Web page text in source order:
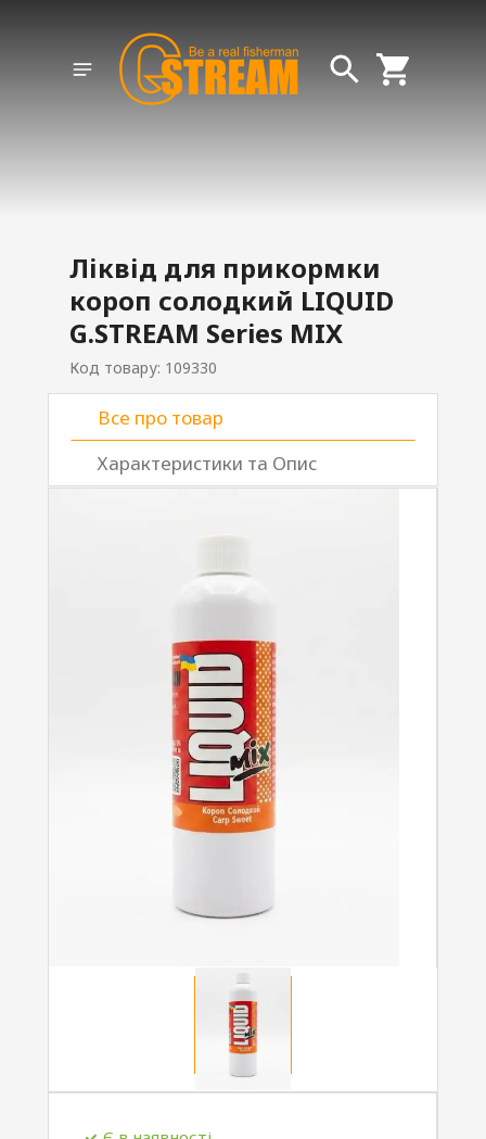
Ліквід для прикормки
короп солодкий LIQUID
G.STREAM Series MIX
Код товару: 109330
Все про товар
Характеристики та Опис